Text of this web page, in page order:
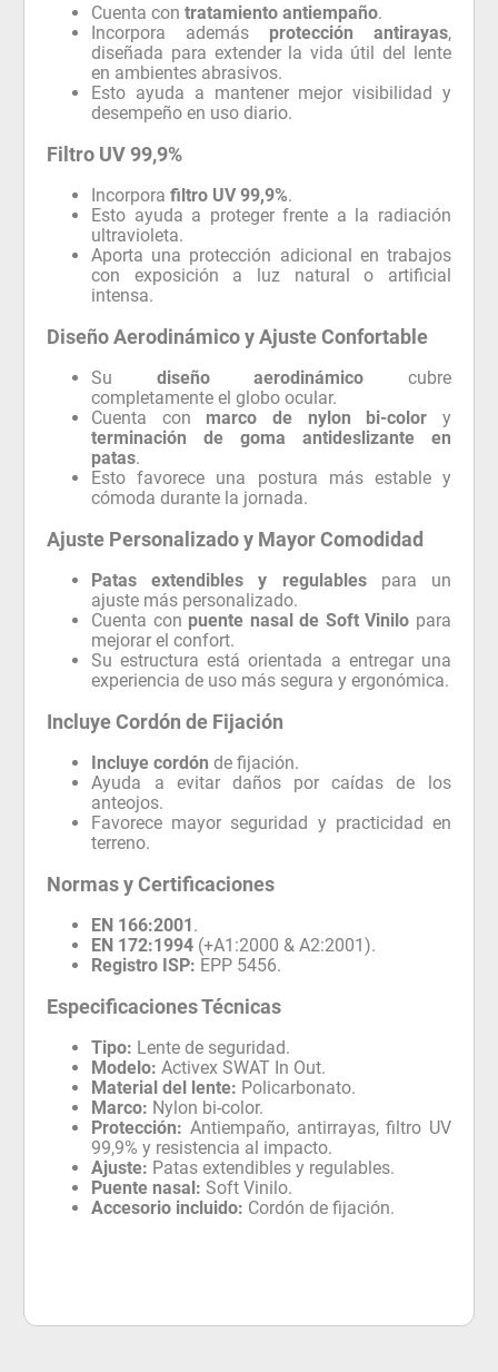
Cuenta contratamiento antiempaño.
Incorpora además protección antirayas,
diseñada para extender la vida útil del lente
en ambientes abrasivos.
Esto ayuda a mantener mejor visibilidad y
desempeño en uso diario.
Filtro UV 99,9%
Incorporafiltro UV 99,9%.
Esto ayuda a proteger frente a la radiación
ultravioleta.
Aporta una protección adicional en trabajos
con exposición a luz natural o artificial
intensa.
Diseño Aerodinámico y Ajuste Confortable
Su diseño aerodinámico cubre
completamente el globo ocular.
Cuenta con marco de nylon bi-color y
terminación de goma antideslizante en
patas.
Esto favorece una postura más estable y
cómoda durante la jornada.
Ajuste Personalizado y Mayor Comodidad
Patas extendibles y regulablespara un
ajuste más personalizado.
Cuenta con puente nasal de Soft Vinilo para
mejorar el confort.
Su estructura está orientada a entregar una
experiencia de uso más segura y ergonómica.
Incluye Cordón de Fijación
Incluye cordón de fijación.
Ayuda a evitar daños por caídas de los
anteojos.
Favorece mayor seguridad y practicidad en
terreno.
Normas y Certificaciones
EN 166:2001.
EN 172:1994 (+A1:2000 & A2:2001).
Registro ISP: EPP 5456.
Especificaciones Técnicas
Tipo: Lente de seguridad.
Modelo: Activex SWAT In Out.
Material del lente: Policarbonato.
Marco: Nylon bi-color.
Protección: Antiempaño, antirrayas, filtro UV
99,9% y resistencia al impacto.
Ajuste: Patas extendibles y regulables.
Puente nasal: Soft Vinilo.
Accesorio incluido: Cordón de fijación.